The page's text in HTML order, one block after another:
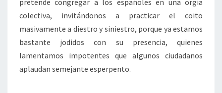
pretende congregar a los españoles en una orgía
colectiva, invitándonos a practicar el coito
masivamente a diestro y siniestro, porque ya estamos
bastante jodidos con su presencia, quienes
lamentamos impotentes que algunos ciudadanos
aplaudan semejante esperpento.